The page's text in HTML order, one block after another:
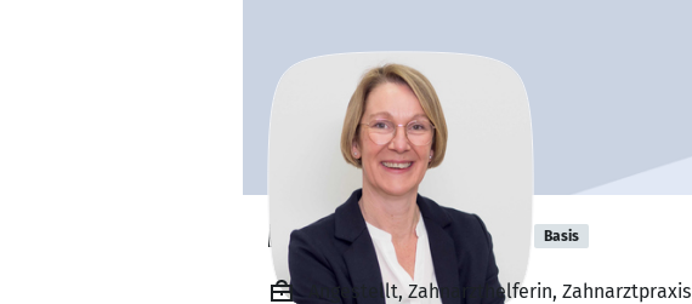
Meike Lackmann Basis
Angestellt, Zahnarzthelferin, Zahnarztpraxis